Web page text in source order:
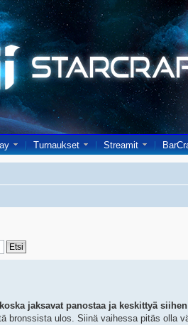
Turnaukset Streamit
jaksavat panostaa ja keskittyä
bronssista ulos. Siinä vaihessa pitäs olla